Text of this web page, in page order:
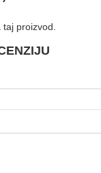
proizvod.